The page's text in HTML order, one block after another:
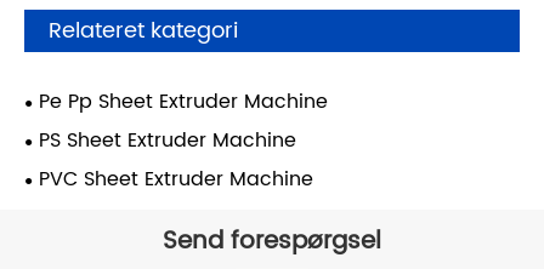
Relateret kategori
Pe Pp Sheet Extruder Machine
PS Sheet Extruder Machine
PVC Sheet Extruder Machine
Send forespørgsel